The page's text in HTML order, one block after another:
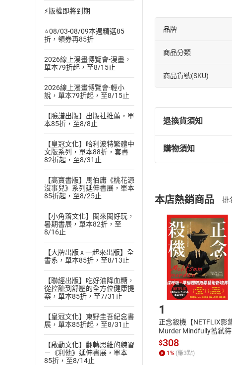
⚡版權即將到期
⭐08/03-08/09本週精選85
折，領券再85折
2026線上漫畫博覽會-漫畫，
單本79折起，至8/15止
2026線上漫畫博覽會-輕小
說，單本79折起，至8/15止
【臉譜出版】出版社推薦，單
本85折，至8/8止
【皇冠文化】哈利波特繁體中
文版系列，單本88折，套書
82折起，至8/31止
【高寶書版】馬伯庸《桃花源
沒事兒》系列延伸書展，單本
85折起，至8/25止
【小角落文化】閱來閱好玩，
暑期書展，單本82折，至
8/16止
【大牌出版 x 一起來出版】全
書系，單本85折，至8/13止
【聯經出版】吃好油降血糖，
從控醣到舒壓的全方位健康提
案，單本85折，至7/31止
【皇冠文化】東野圭吾紀念書
展，單本85折起，至8/31止
【啟動文化】翻轉思維的練習
－《利他》延伸書展，單本
85折，至8/14止
品牌
商品分類
商品貨號(SKU)
退換貨須知
退換貨規定：
(一)依消費者
(二)消費者訂
且已下載/存取
退貨方式：您欲
貨」，本店鋪將
請注意，樂天市
購物須知
挑選商品
Choose
購書後，如
Step1.選
本店熱銷商品 排
1
正念殺機【NETFLIX影
Murder Mindfully蓄弒待
發】【電子書】
$308
1% (賺3點)